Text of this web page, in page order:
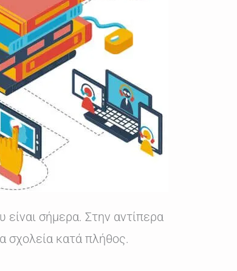
σήμερα. Στην αντίπερα
σχολεία κατά πλήθος.